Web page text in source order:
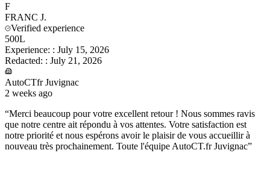
F
FRANC J.
Verified experience
500L
Experience: : July 15, 2026
Redacted: : July 21, 2026
AutoCTfr Juvignac
2 weeks ago
“Merci beaucoup pour votre excellent retour ! Nous sommes ravis
que notre centre ait répondu à vos attentes. Votre satisfaction est
notre priorité et nous espérons avoir le plaisir de vous accueillir à
nouveau très prochainement. Toute l'équipe AutoCT.fr Juvignac”